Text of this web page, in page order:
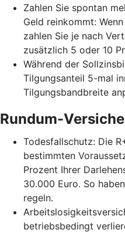
Zahlen Sie spontan
Geld reinkommt:
zahlen Sie je nach
zusätzlich 5 oder 10
Während der
Tilgungsanteil 5-mal
Tilgungsbandbreite
Rundum-
Todesfallschutz: Die
bestimmten
Prozent Ihrer
30.000 Euro. So
regeln.
betriebsbedingt